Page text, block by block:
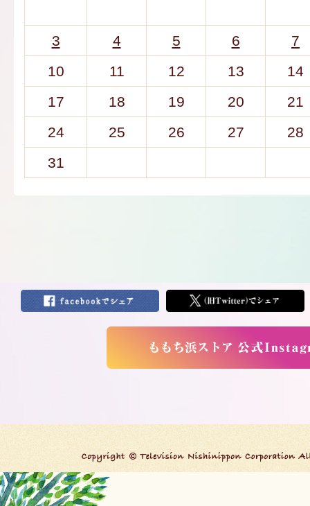
3 4 5 6
7
10
11 12 13
14
17
18 19 20
21
24
25 26 27
28
31